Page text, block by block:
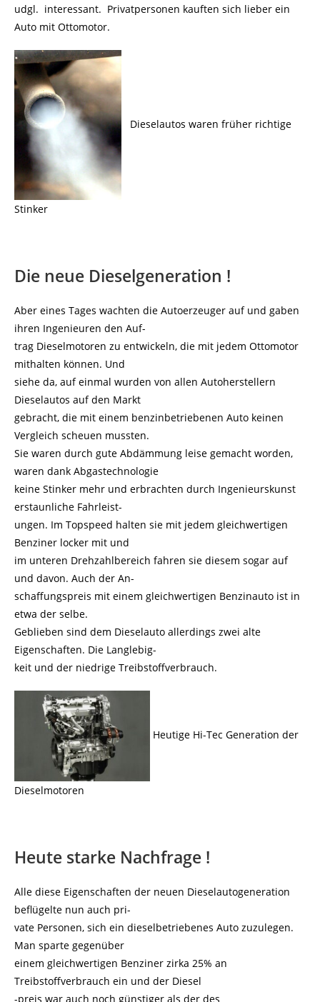
udgl. interessant. Privatpersonen kauften sich lieber ein
Auto mit Ottomotor.
Dieselautos waren früher richtige
Stinker
Die neue Dieselgeneration !
Aber eines Tages wachten die Autoerzeuger auf und gaben
ihren Ingenieuren den Auf-
trag Dieselmotoren zu entwickeln, die mit jedem Ottomotor
mithalten können. Und
siehe da, auf einmal wurden von allen Autoherstellern
Dieselautos auf den Markt
gebracht, die mit einem benzinbetriebenen Auto keinen
Vergleich scheuen mussten.
Sie waren durch gute Abdämmung leise gemacht worden,
waren dank Abgastechnologie
keine Stinker mehr und erbrachten durch Ingenieurskunst
erstaunliche Fahrleist-
ungen. Im Topspeed halten sie mit jedem gleichwertigen
Benziner locker mit und
im unteren Drehzahlbereich fahren sie diesem sogar auf
und davon. Auch der An-
schaffungspreis mit einem gleichwertigen Benzinauto ist in
etwa der selbe.
Geblieben sind dem Dieselauto allerdings zwei alte
Eigenschaften. Die Langlebig-
keit und der niedrige Treibstoffverbrauch.
Heutige Hi-Tec Generation der
Dieselmotoren
Heute starke Nachfrage !
Alle diese Eigenschaften der neuen Dieselautogeneration
beflügelte nun auch pri-
vate Personen, sich ein dieselbetriebenes Auto zuzulegen.
Man sparte gegenüber
einem gleichwertigen Benziner zirka 25% an
Treibstoffverbrauch ein und der Diesel
-preis war auch noch günstiger als der des